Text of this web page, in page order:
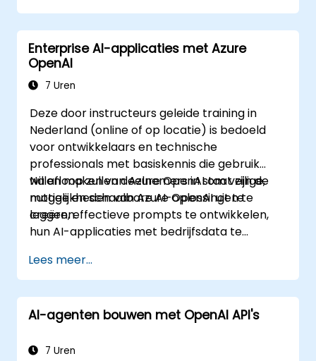
Enterprise AI-applicaties met Azure
OpenAI
7 Uren
Deze door instructeurs geleide training in
Nederland (online of op locatie) is bedoeld
voor ontwikkelaars en technische
professionals met basiskennis die gebruik
willen maken van Azure OpenAI om veilige,
nuttige en schaalbare AI-oplossingen te
creëren.
Na afloop zullen deelnemers in staat zijn de
mogelijkheden van Azure OpenAI uit te
leggen, effectieve prompts te ontwikkelen,
hun AI-applicaties met bedrijfsdata te
verantwoord AI-gebruik te implementeren.
Lees meer...
AI-agenten bouwen met OpenAI API's
7 Uren